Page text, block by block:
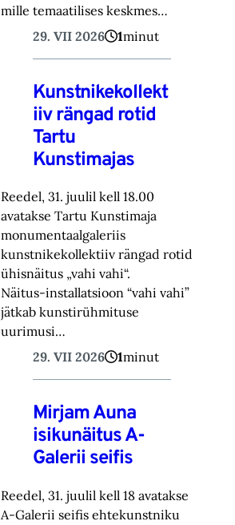
mille temaatilises keskmes…
29. VII 2026
1minut
Kunstnikekollekt
iiv rängad rotid
Tartu
Kunstimajas
Reedel, 31. juulil kell 18.00
avatakse Tartu Kunstimaja
monumentaalgaleriis
kunstnikekollektiiv rängad rotid
ühisnäitus „vahi vahi“.
Näitus-installatsioon “vahi vahi”
jätkab kunstirühmituse
uurimusi…
29. VII 2026
1minut
Mirjam Auna
isikunäitus A-
Galerii seifis
Reedel, 31. juulil kell 18 avatakse
A-Galerii seifis ehtekunstniku